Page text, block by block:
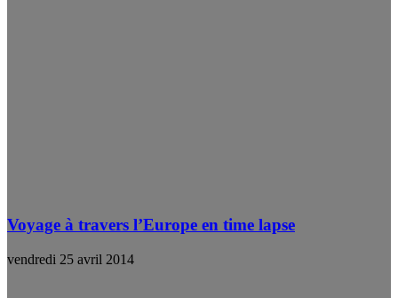
Voyage à travers l’Europe en time lapse
vendredi 25 avril 2014